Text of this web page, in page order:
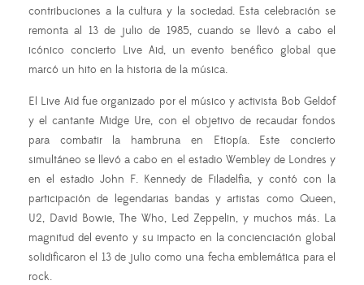
contribuciones a la cultura y la sociedad. Esta celebración se
remonta al 13 de julio de 1985, cuando se llevó a cabo el
icónico concierto Live Aid, un evento benéfico global que
marcó un hito en la historia de la música.
El Live Aid fue organizado por el músico y activista Bob Geldof
y el cantante Midge Ure, con el objetivo de recaudar fondos
para combatir la hambruna en Etiopía. Este concierto
simultáneo se llevó a cabo en el estadio Wembley de Londres y
en el estadio John F. Kennedy de Filadelfia, y contó con la
participación de legendarias bandas y artistas como Queen,
U2, David Bowie, The Who, Led Zeppelin, y muchos más. La
magnitud del evento y su impacto en la concienciación global
solidificaron el 13 de julio como una fecha emblemática para el
rock.